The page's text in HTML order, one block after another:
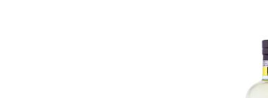
2 von 5 Sternen